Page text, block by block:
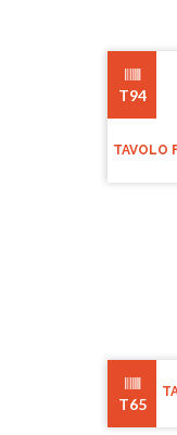
T94
TAVOLO
T65